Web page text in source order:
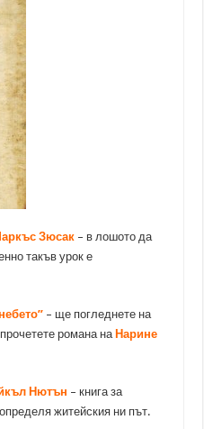
Зюсак – в лошото да
такъв урок е
– ще погледнете на
романа наНарине
Нютън – книга за
житейския ни път.